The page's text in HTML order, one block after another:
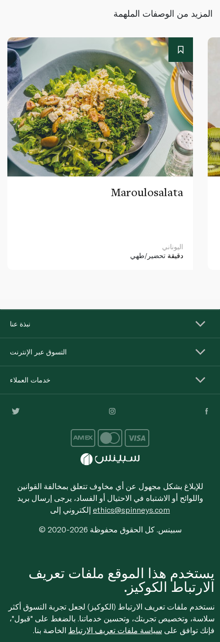
المزيد من الوصفات الملهمة
Maroulosalata
اليوناني
دقيقة تحضير/طهي
نبذة عنا
التسوق عبر الإنترنت
خدمات العملاء
للإبلاغ بشكل مجهول عن أي مخاوف تتعلق بمخالفة القوانين
واللوائح أو الاشتباه في الاحتيال أو الفساد، يرجى إرسال بريد
ethics@spinneys.com
© 2020-2026 سبينس. كل الحقوق محفوظة
يستخدم هذا الموقع ملفات تعريف
الارتباط الكوكيز.
نستخدم ملفات تعريف الارتباط (الكوكيز) لجعل تجربة التسوق أكثر
سلاسة، وتخصيص تجربتك، وتحسين خدماتنا. بالضغط على "قبول"،
فإنك توافق على سياسة ملفات تعريف الارتباط الخاصة بنا.